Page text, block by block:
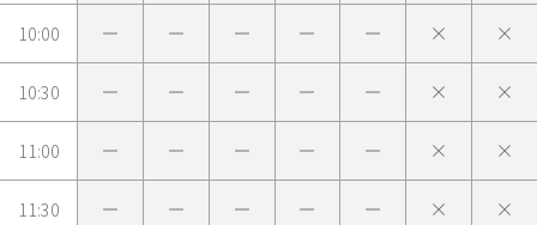
10:00
10:30
11:00
11:30